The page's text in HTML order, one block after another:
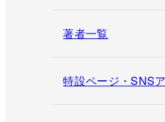
著者一覧
特設ページ・SNS